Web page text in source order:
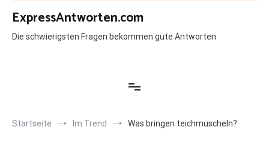
Zum
Inhalt
springen
ExpressAntworten.com
Die schwierigsten Fragen bekommen gute Antworten
Startseite Im Trend Was bringen teichmuscheln?